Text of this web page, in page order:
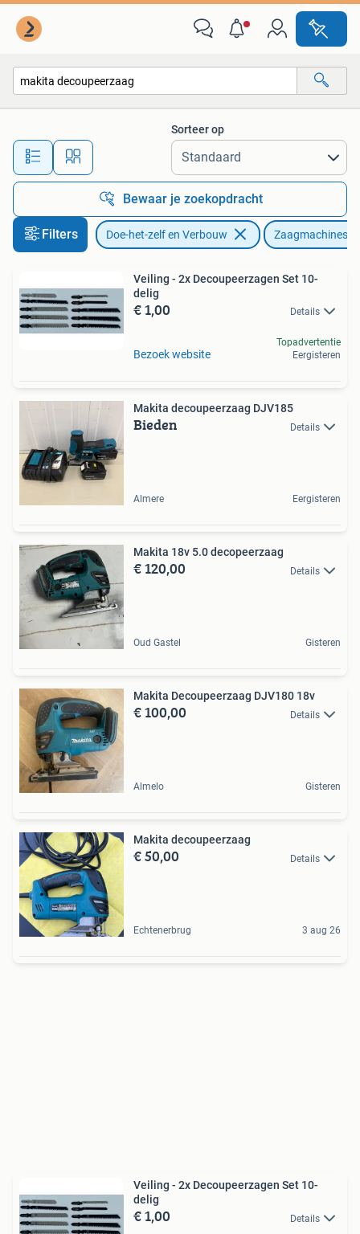
Alle afstanden…
Sorteer op
Bewaar je zoekopdracht
Filters Doe-het-zelf en Verbouw Zaagmachines
Veiling - 2x Decoupeerzagen Set 10-
delig
€ 1,00 Details
Bezoek website
Topadvertentie
Eergisteren
Makita decoupeerzaag DJV185
Bieden Details
Almere Eergisteren
Makita 18v 5.0 decopeerzaag
€ 120,00 Details
Oud Gastel Gisteren
Makita Decoupeerzaag DJV180 18v
€ 100,00 Details
Almelo Gisteren
Makita decoupeerzaag
€ 50,00 Details
Echtenerbrug 3 aug 26
Veiling - 2x Decoupeerzagen Set 10-
delig
€ 1,00 Details